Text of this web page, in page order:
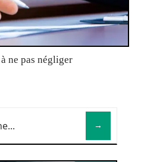
ne pas négliger